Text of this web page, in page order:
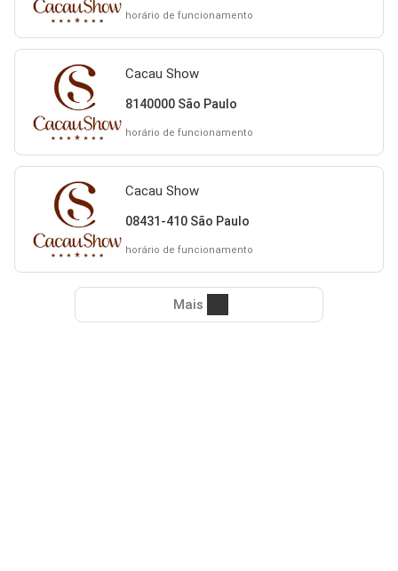
horário de funcionamento
Cacau Show
8140000 São Paulo
horário de funcionamento
Cacau Show
08431-410 São Paulo
horário de funcionamento
Mais